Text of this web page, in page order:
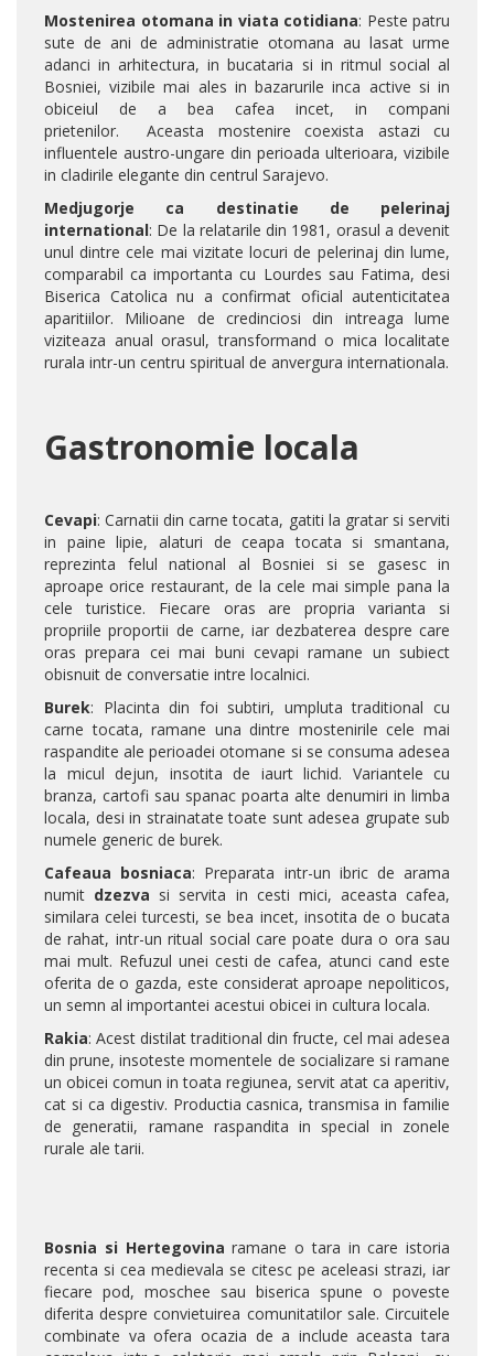
Mostenirea otomana in viata cotidiana: Peste patru
sute de ani de administratie otomana au lasat urme
adanci in arhitectura, in bucataria si in ritmul social al
Bosniei, vizibile mai ales in bazarurile inca active si in
obiceiul de a bea cafea incet, in compani
prietenilor. Aceasta mostenire coexista astazi cu
influentele austro-ungare din perioada ulterioara, vizibile
in cladirile elegante din centrul Sarajevo.
Medjugorje ca destinatie de pelerinaj
international: De la relatarile din 1981, orasul a devenit
unul dintre cele mai vizitate locuri de pelerinaj din lume,
comparabil ca importanta cu Lourdes sau Fatima, desi
Biserica Catolica nu a confirmat oficial autenticitatea
aparitiilor. Milioane de credinciosi din intreaga lume
viziteaza anual orasul, transformand o mica localitate
rurala intr-un centru spiritual de anvergura internationala.
Gastronomie locala
Cevapi: Carnatii din carne tocata, gatiti la gratar si serviti
in paine lipie, alaturi de ceapa tocata si smantana,
reprezinta felul national al Bosniei si se gasesc in
aproape orice restaurant, de la cele mai simple pana la
cele turistice. Fiecare oras are propria varianta si
propriile proportii de carne, iar dezbaterea despre care
oras prepara cei mai buni cevapi ramane un subiect
obisnuit de conversatie intre localnici.
Burek: Placinta din foi subtiri, umpluta traditional cu
carne tocata, ramane una dintre mostenirile cele mai
raspandite ale perioadei otomane si se consuma adesea
la micul dejun, insotita de iaurt lichid. Variantele cu
branza, cartofi sau spanac poarta alte denumiri in limba
locala, desi in strainatate toate sunt adesea grupate sub
numele generic de burek.
Cafeaua bosniaca: Preparata intr-un ibric de arama
numit dzezva si servita in cesti mici, aceasta cafea,
similara celei turcesti, se bea incet, insotita de o bucata
de rahat, intr-un ritual social care poate dura o ora sau
mai mult. Refuzul unei cesti de cafea, atunci cand este
oferita de o gazda, este considerat aproape nepoliticos,
un semn al importantei acestui obicei in cultura locala.
Rakia: Acest distilat traditional din fructe, cel mai adesea
din prune, insoteste momentele de socializare si ramane
un obicei comun in toata regiunea, servit atat ca aperitiv,
cat si ca digestiv. Productia casnica, transmisa in familie
de generatii, ramane raspandita in special in zonele
rurale ale tarii.
Bosnia si Hertegovina ramane o tara in care istoria
recenta si cea medievala se citesc pe aceleasi strazi, iar
fiecare pod, moschee sau biserica spune o poveste
diferita despre convietuirea comunitatilor sale. Circuitele
combinate va ofera ocazia de a include aceasta tara